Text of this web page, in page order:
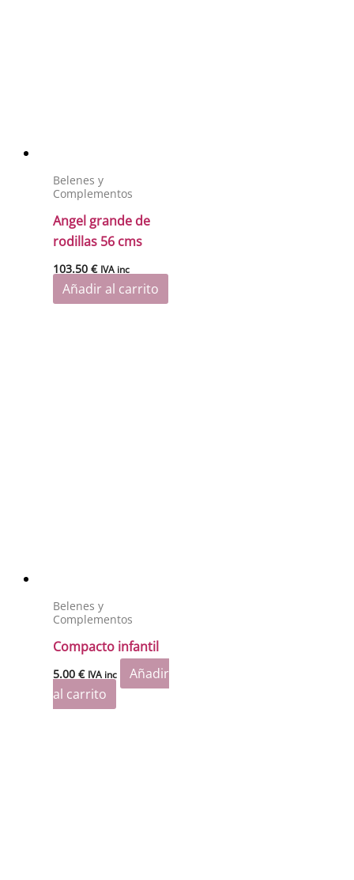
Belenes y
Complementos
Angel grande de
rodillas 56 cms
103.50€ IVA inc
Añadir al carrito
Belenes y
Complementos
Compacto infantil
5.00€ IVA inc
Añadir
al carrito